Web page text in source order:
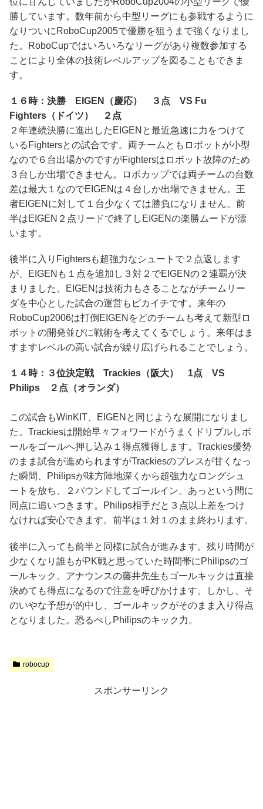
勝しています。数年前から中型リーグにも参戦するように
なりついにRoboCup2005で優勝を狙うまで強くなりまし
た。RoboCupではいろいろなリーグがあり複数参加する
ことにより全体の技術レベルアップを図ることもできま
す。
１６時：決勝 EIGEN（慶応） ３点 VS Fu
Fighters（ドイツ） ２点
２年連続決勝に進出したEIGENと最近急速に力をつけて
いるFightersとの試合です。両チームともロボットが小型
なので６台出場かのですがFightersはロボット故障のため
３台しか出場できません。ロボカップでは両チームの台数
差は最大１なのでEIGENは４台しか出場できません。王
者EIGENに対して１台少なくては勝負になりません。前
半はEIGEN２点リードで終了しEIGENの楽勝ムードが漂
います。
後半に入りFightersも超強力なシュートで２点返します
が、EIGENも１点を追加し３対２でEIGENの２連覇が決
まりました。EIGENは技術力もさることながチームリー
ダを中心とした試合の運営もピカイチです。来年の
RoboCup2006は打倒EIGENをどのチームも考えて新型ロ
ボットの開発並びに戦術を考えてくるでしょう。来年はま
すますレベルの高い試合が繰り広げられることでしょう。
１４時：３位決定戦 Trackies（阪大） 1点 VS
Philips ２点（オランダ）
この試合もWinKIT、EIGENと同じような展開になりまし
た。Trackiesは開始早々フォワードがうまくドリブルしボ
ールをゴールへ押し込み１得点獲得します。Trackies優勢
のまま試合が進められますがTrackiesのプレスが甘くなっ
た瞬間、Philipsが味方陣地深くから超強力なロングシュ
ートを放ち、２バウンドしてゴールイン。あっという間に
同点に追いつきます。Philips相手だと３点以上差をつけ
なければ安心できます。前半は１対１のまま終わります。
後半に入っても前半と同様に試合が進みます。残り時間が
少なくなり誰もがPK戦と思っていた時間帯にPhilipsのゴ
ールキック。アナウンスの藤井先生もゴールキックは直接
決めても得点になるので注意を呼びかけます。しかし、そ
のいやな予想が的中し、ゴールキックがそのまま入り得点
となりました。恐るべしPhilipsのキック力。
robocup
スポンサーリンク